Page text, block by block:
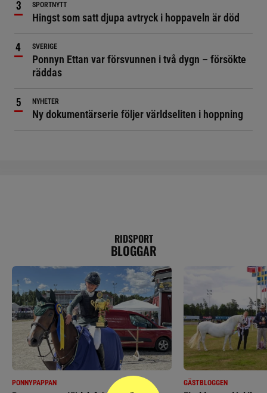
SPORTNYTT
Hingst som satt djupa avtryck i hoppaveln är död
SVERIGE
Ponnyn Ettan var försvunnen i två dygn – försökte
räddas
NYHETER
Ny dokumentärserie följer världseliten i hoppning
RIDSPORT
BLOGGAR
PONNYPAPPAN GÄSTBLOGGEN